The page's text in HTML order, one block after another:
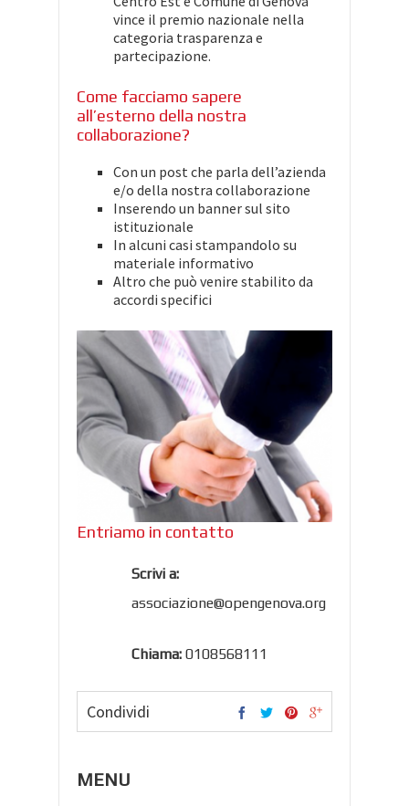
vince il premio nazionale nella
categoria trasparenza e
partecipazione.
Come facciamo sapere
all’esterno della nostra
collaborazione?
Con un post che parla dell’azienda
e/o della nostra collaborazione
Inserendo un banner sul sito
istituzionale
In alcuni casi stampandolo su
materiale informativo
Altro che può venire stabilito da
accordi specifici
Entriamo in contatto
Scrivi a:
associazione@opengenova.org
Chiama: 0108568111
Condividi
MENU